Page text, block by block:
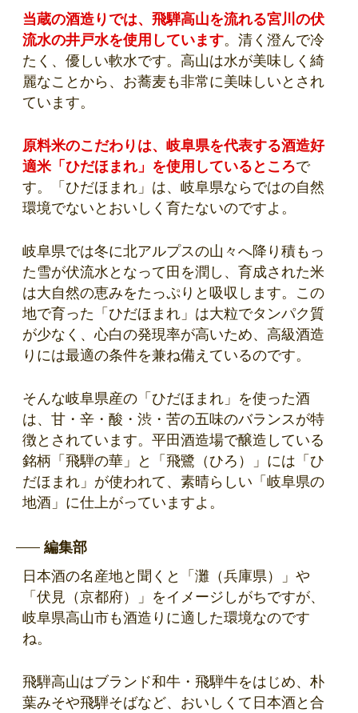
当蔵の酒造りでは、飛騨高山を流れる宮川の伏
流水の井戸水を使用しています。清く澄んで冷
たく、優しい軟水です。高山は水が美味しく綺
麗なことから、お蕎麦も非常に美味しいとされ
ています。
原料米のこだわりは、岐阜県を代表する酒造好
適米「ひだほまれ」を使用しているところで
す。「ひだほまれ」は、岐阜県ならではの自然
環境でないとおいしく育たないのですよ。
岐阜県では冬に北アルプスの山々へ降り積もっ
た雪が伏流水となって田を潤し、育成された米
は大自然の恵みをたっぷりと吸収します。この
地で育った「ひだほまれ」は大粒でタンパク質
が少なく、心白の発現率が高いため、高級酒造
りには最適の条件を兼ね備えているのです。
そんな岐阜県産の「ひだほまれ」を使った酒
は、甘・辛・酸・渋・苦の五味のバランスが特
徴とされています。平田酒造場で醸造している
銘柄「飛騨の華」と「飛鷺（ひろ）」には「ひ
だほまれ」が使われて、素晴らしい「岐阜県の
地酒」に仕上がっていますよ。
編集部
日本酒の名産地と聞くと「灘（兵庫県）」や
「伏見（京都府）」をイメージしがちですが、
岐阜県高山市も酒造りに適した環境なのです
ね。
飛騨高山はブランド和牛・飛騨牛をはじめ、朴
葉みそや飛騨そばなど、おいしくて日本酒と合